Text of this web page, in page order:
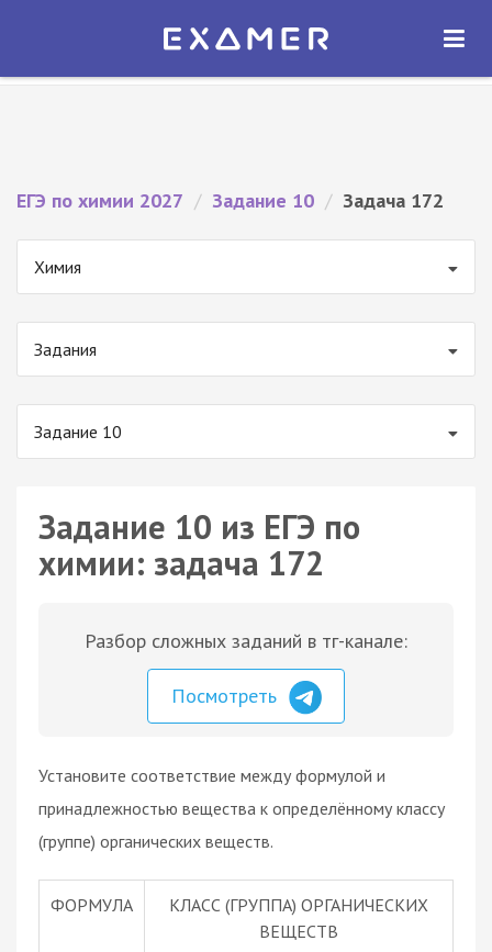
Экзамер — ЕГЭ 2027
ОТКРЫТЬ
ЕГЭ по химии 2027 / Задание 10 / Задача 172
Химия
Задания
Задание 10
Задание 10 из ЕГЭ по
химии: задача 172
Разбор сложных заданий в тг-канале:
Посмотреть
Установите соответствие между формулой и
принадлежностью вещества к определённому классу
(группе) органических веществ.
ФОРМУЛА
КЛАСС (ГРУППА) ОРГАНИЧЕСКИХ
ВЕЩЕСТВ